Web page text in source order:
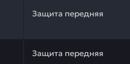
Защита передняя
Труба HITACHI
Защита передняя
Труба HITACHI